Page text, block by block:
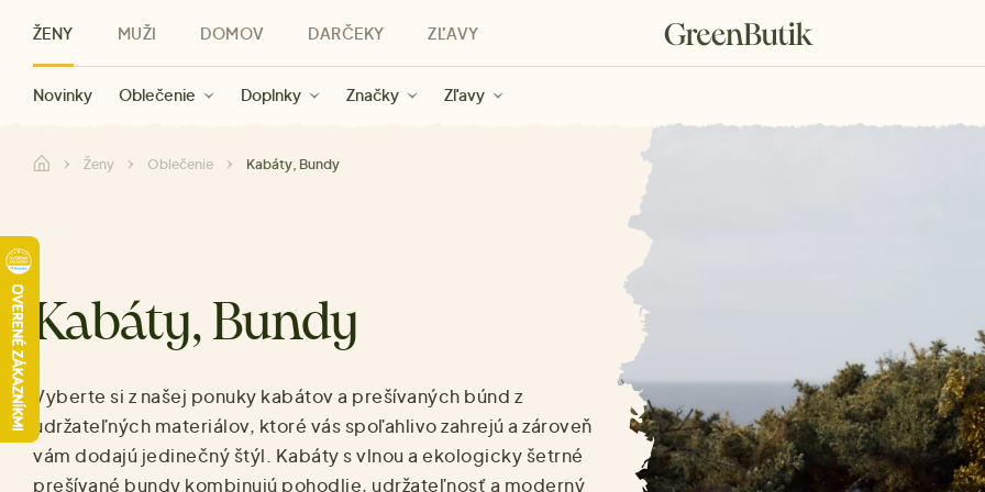
ŽENY
Novinky Oblečenie Doplnky Značky Zľavy
MUŽI
Novinky Oblečenie Značky Zľavy
DOMOV
Kategórie Značky Zľavy
DARČEKY
Pre ženy Pre mužov Darčeky pre deti Pre všetkých
ZĽAVY
Zľavy ženy Zľavy muži
Ženy Oblečenie Kabáty, Bundy
Kabáty, Bundy
Vyberte si z našej ponuky kabátov a prešívaných búnd z
udržateľných materiálov, ktoré vás spoľahlivo zahrejú a zároveň
vám dodajú jedinečný štýl. Kabáty s vlnou a ekologicky šetrné
prešívané bundy kombinujú pohodlie, udržateľnosť a moderný